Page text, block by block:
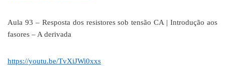
Aula 93 – Resposta dos resistores sob tensão CA | Introdução aos
fasores – A derivada
https://youtu.be/TvXiJWi0xxs